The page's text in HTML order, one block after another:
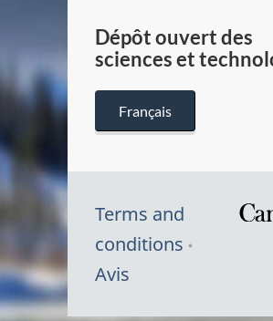
Dépôt ouvert des
sciences et
Français
Terms and
conditions
Avis